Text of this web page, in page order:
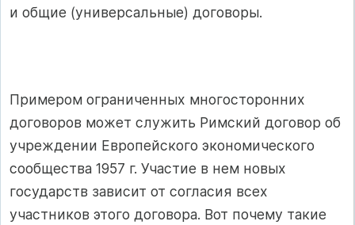
и общие (универсальные) договоры.
Примером ограниченных многосторонних
договоров может служить Римский договор об
учреждении Европейского экономического
сообщества 1957 г. Участие в нем новых
государств зависит от согласия всех
участников этого договора. Вот почему такие